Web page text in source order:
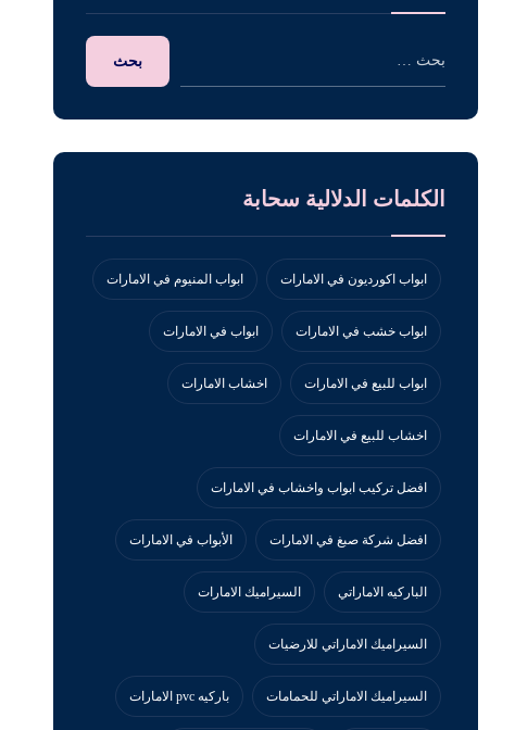
الكلمات الدلالية سحابة
ابواب اكورديون في الامارات ابواب المنيوم في الامارات
ابواب خشب في الامارات ابواب في الامارات
ابواب للبيع في الامارات اخشاب الامارات
اخشاب للبيع في الامارات
افضل تركيب ابواب واخشاب في الامارات
افضل شركة صبغ في الامارات الأبواب في الامارات
الباركيه الاماراتي السيراميك الامارات
السيراميك الاماراتي للارضيات
السيراميك الاماراتي للحمامات باركيه pvc الامارات